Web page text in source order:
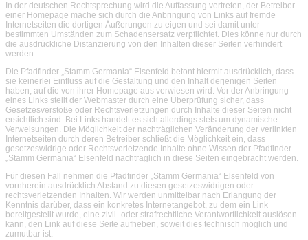
In der deutschen Rechtsprechung wird die Auffassung vertreten, der Betreiber
einer Homepage mache sich durch die Anbringung von Links auf fremde
Internetseiten die dortigen Äußerungen zu eigen und sei damit unter
bestimmten Umständen zum Schadensersatz verpflichtet. Dies könne nur durch
die ausdrückliche Distanzierung von den Inhalten dieser Seiten verhindert
werden.
Die Pfadfinder „Stamm Germania“ Elsenfeld betont hiermit ausdrücklich, dass
sie keinerlei Einfluss auf die Gestaltung und den Inhalt derjenigen Seiten
haben, auf die von ihrer Homepage aus verwiesen wird. Vor der Anbringung
eines Links stellt der Webmaster durch eine Überprüfung sicher, dass
Gesetzesverstöße oder Rechtsverletzungen durch Inhalte dieser Seiten nicht
ersichtlich sind. Bei Links handelt es sich allerdings stets um dynamische
Verweisungen. Die Möglichkeit der nachträglichen Veränderung der verlinkten
Internetseiten durch deren Betreiber schließt die Möglichkeit ein, dass
gesetzeswidrige oder Rechtsverletzende Inhalte ohne Wissen der Pfadfinder
„Stamm Germania“ Elsenfeld nachträglich in diese Seiten eingebracht werden.
Für diesen Fall nehmen die Pfadfinder „Stamm Germania“ Elsenfeld von
vornherein ausdrücklich Abstand zu diesen gesetzeswidrigen oder
rechtsverletzenden Inhalten. Wir werden unmittelbar nach Erlangung der
Kenntnis darüber, dass ein konkretes Internetangebot, zu dem ein Link
bereitgestellt wurde, eine zivil- oder strafrechtliche Verantwortlichkeit auslösen
kann, den Link auf diese Seite aufheben, soweit dies technisch möglich und
zumutbar ist.